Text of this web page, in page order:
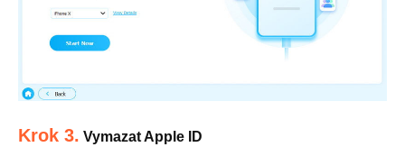
Krok 3. Vymazat Apple ID